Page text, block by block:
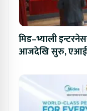
मिड–भ्याली
आजदेखि सुरु,